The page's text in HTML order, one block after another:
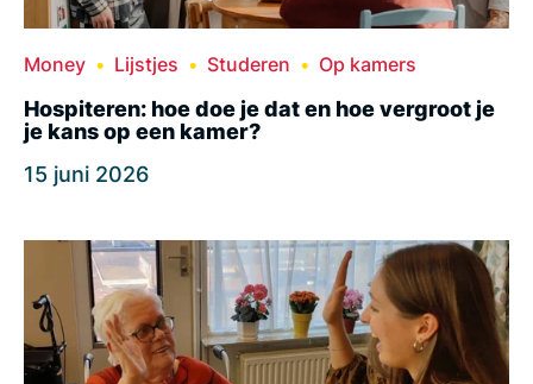
Money Lijstjes Studeren Op kamers
Hospiteren: hoe doe je dat en hoe vergroot je
je kans op een kamer?
15 juni 2026